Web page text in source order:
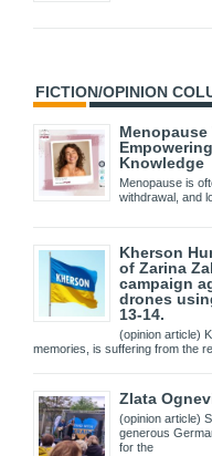
FICTION/OPINION
Menopause
Knowledge
Menopause is
withdrawal, and
Kherson
of Zarina
campaign
drones
13-14.
(opinion article)
memories, is suffering from the
Zlata
(opinion article)
generous
for the